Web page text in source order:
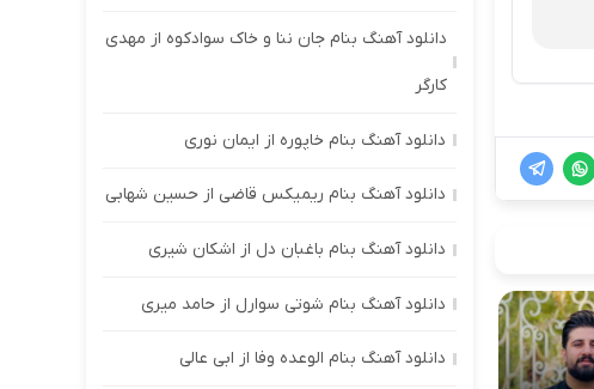
دانلود آهنگ بنام جان ننا و خاک سوادکوه از مهدی
کارگر
دانلود آهنگ بنام خاپوره از ایمان نوری
دانلود آهنگ بنام ریمیکس قاضی از حسین شهابی
دانلود آهنگ بنام باغبان دل از اشکان شیری
دانلود آهنگ بنام شوتی سوارل از حامد میری
دانلود آهنگ بنام الوعده وفا از ابی عالی